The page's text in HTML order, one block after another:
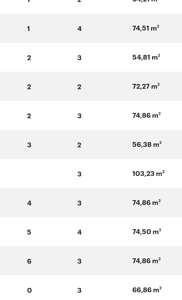
1 4 74,51 m2
2 3 54,81 m2
2 2 72,27 m2
2 3 74,86 m2
3 2 56,38 m2
3 103,23 m2
4 3 74,86 m2
5 4 74,50 m2
6 3 74,86 m2
0 3 66,86 m2